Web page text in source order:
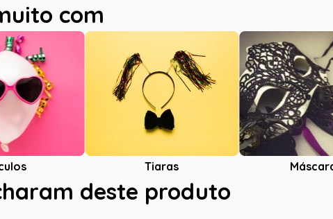
com
Tiaras
deste produto